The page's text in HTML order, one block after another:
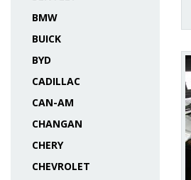
BMW
BUICK
BYD
CADILLAC
CAN-AM
CHANGAN
CHERY
CHEVROLET